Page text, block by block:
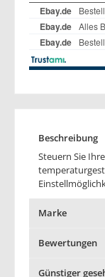
Beschreibung
Steuern Sie
Marke
Bewertungen
Günstiger